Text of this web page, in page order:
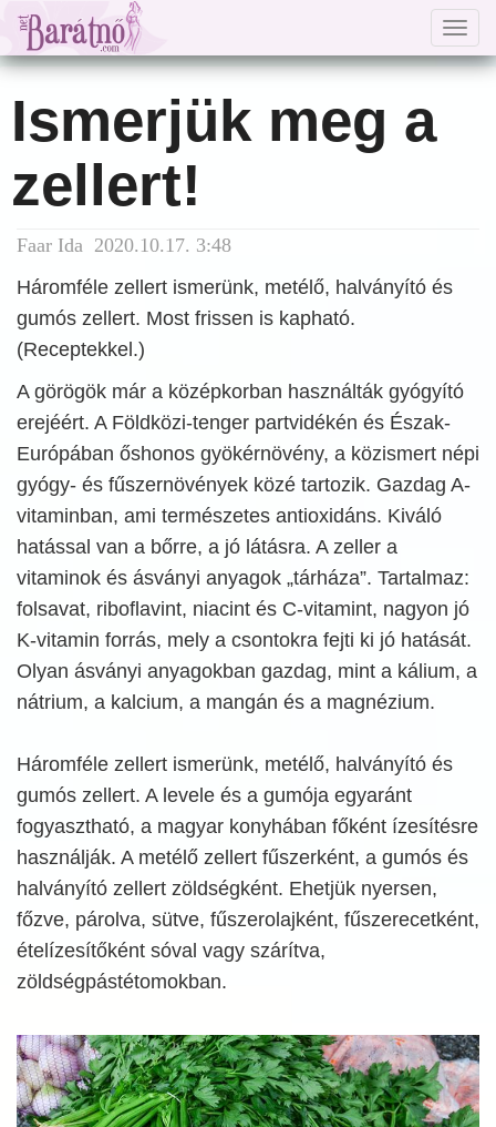
Ismerjük meg a
zellert!
Faar Ida 2020.10.17. 3:48
Háromféle zellert ismerünk, metélő, halványító és
gumós zellert. Most frissen is kapható.
(Receptekkel.)
A görögök már a középkorban használták gyógyító
erejéért. A Földközi-tenger partvidékén és Észak-
Európában őshonos gyökérnövény, a közismert népi
gyógy- és fűszernövények közé tartozik. Gazdag A-
vitaminban, ami természetes antioxidáns. Kiváló
hatással van a bőrre, a jó látásra. A zeller a
vitaminok és ásványi anyagok „tárháza”. Tartalmaz:
folsavat, riboflavint, niacint és C-vitamint, nagyon jó
K-vitamin forrás, mely a csontokra fejti ki jó hatását.
Olyan ásványi anyagokban gazdag, mint a kálium, a
nátrium, a kalcium, a mangán és a magnézium.
Háromféle zellert ismerünk, metélő, halványító és
gumós zellert. A levele és a gumója egyaránt
fogyasztható, a magyar konyhában főként ízesítésre
használják. A metélő zellert fűszerként, a gumós és
halványító zellert zöldségként. Ehetjük nyersen,
főzve, párolva, sütve, fűszerolajként, fűszerecetként,
ételízesítőként sóval vagy szárítva,
zöldségpástétomokban.